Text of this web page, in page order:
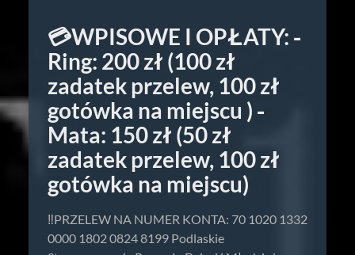
💳WPISOWE I OPŁATY: ⁃
Ring: 200 zł (100 zł
zadatek przelew, 100 zł
gotówka na miejscu ) ⁃
Mata: 150 zł (50 zł
zadatek przelew, 100 zł
gotówka na miejscu)
‼️PRZELEW NA NUMER KONTA: 70 1020 1332
0000 1802 0824 8199 Podlaskie